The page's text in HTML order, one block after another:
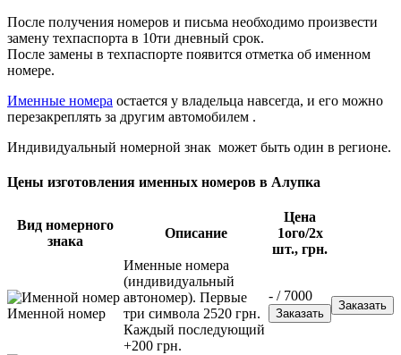
После получения номеров и письма необходимо произвести
замену техпаспорта в 10ти дневный срок.
После замены в техпаспорте появится отметка об именном
номере.
Именные номера остается у владельца навсегда, и его можно
перезакреплять за другим автомобилем .
Индивидуальный номерной знак может быть один в регионе.
Цены изготовления именных номеров в Алупка
Вид номерного
знака
Описание
Цена
1ого/2х
шт., грн.
Именной номер
Именные номера
(индивидуальный
автономер). Первые
три символа 2520 грн.
Каждый последующий
+200 грн.
- / 7000